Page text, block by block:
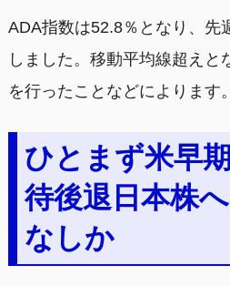
ADA指数は52.8％となり、先
しました。移動平均線超えと
を行ったことなどによります。
ひとまず米早
待後退日本株
なしか